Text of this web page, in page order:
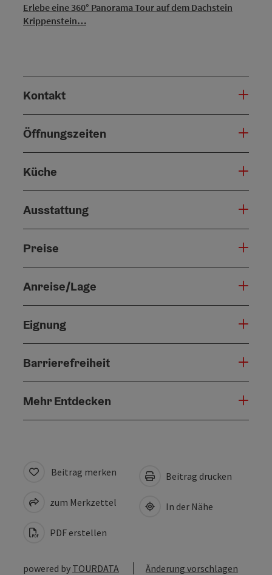
Erlebe eine 360° Panorama Tour auf dem Dachstein
Krippenstein…
Kontakt
Öffnungszeiten
Küche
Ausstattung
Preise
Anreise/Lage
Eignung
Barrierefreiheit
Mehr Entdecken
Beitrag merken
zum Merkzettel
PDF erstellen
Beitrag drucken
In der Nähe
powered by TOURDATA Änderung vorschlagen